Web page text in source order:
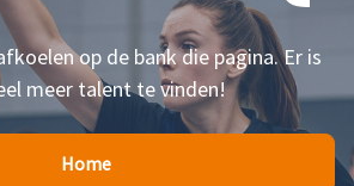
op de bank die pagina. Er is
meer talent te vinden!
Home